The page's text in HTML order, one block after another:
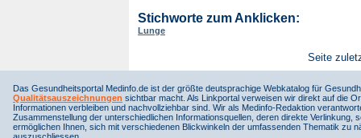
Stichworte zum Anklicken:
Lunge
Seite
Das Gesundheitsportal Medinfo.de ist der größte deutsprachige Webkatalog für
Qualitätsauszeichnungen sichtbar macht. Als Linkportal verweisen wir direkt auf die
Informationen verbleiben und nachvollziehbar sind. Wir als Medinfo-Redaktion
Zusammenstellung der unterschiedlichen Informationsquellen, deren direkte
ermöglichen Ihnen, sich mit verschiedenen Blickwinkeln der umfassenden Thematik